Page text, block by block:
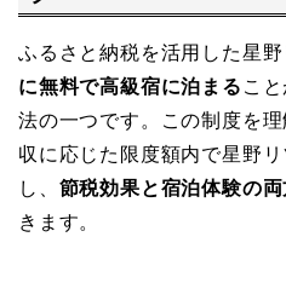
ふるさと納税を活用した星野
に無料で高級宿に泊まる こ
法の一つです。この制度を
収に応じた限度額内で星野
し、 節税効果と宿泊体験の両
きます。